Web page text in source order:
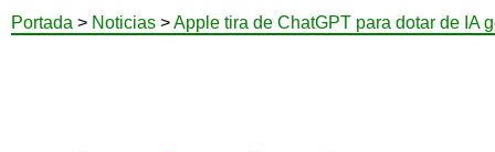
Portada > Noticias >Apple tira de ChatGPT para dotar de IA